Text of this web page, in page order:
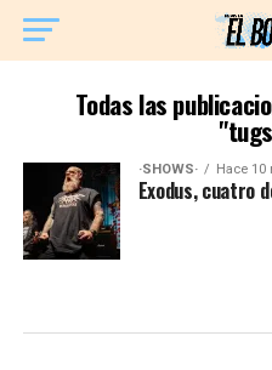
Todas las
·SHOWS· Hace 10
Exodus, cuatro